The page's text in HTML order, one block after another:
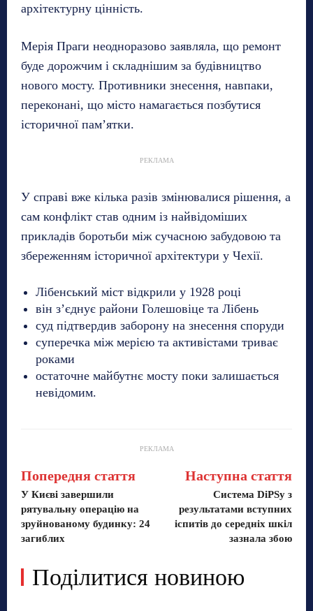
архітектурну цінність.
Мерія Праги неодноразово заявляла, що ремонт
буде дорожчим і складнішим за будівництво
нового мосту. Противники знесення, навпаки,
переконані, що місто намагається позбутися
історичної пам’ятки.
РЕКЛАМА
У справі вже кілька разів змінювалися рішення, а
сам конфлікт став одним із найвідоміших
прикладів боротьби між сучасною забудовою та
збереженням історичної архітектури у Чехії.
Лібенський міст відкрили у 1928 році
він з’єднує райони Голешовіце та Лібень
суд підтвердив заборону на знесення споруди
суперечка між мерією та активістами триває
роками
остаточне майбутнє мосту поки залишається
невідомим.
РЕКЛАМА
Попередня стаття
У Києві завершили
рятувальну операцію на
зруйнованому будинку: 24
загиблих
Наступна стаття
Система DiPSy з
результатами вступних
іспитів до середніх шкіл
зазнала збою
Поділитися новиною